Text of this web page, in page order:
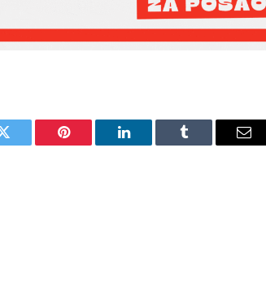
Twitter Pinterest LinkedIn Tumblr